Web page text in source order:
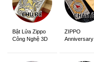
Bật Lửa Zippo
Công Nghệ 3D
ZIPPO
Anniversary